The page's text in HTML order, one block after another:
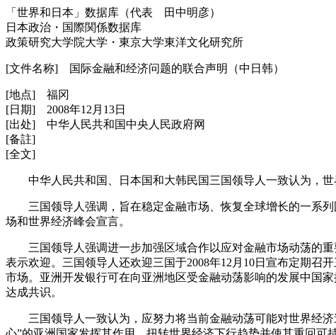
「世界和日本」数据库（代表 田中明彦）
日本政治・国際関係数据库
政策研究大学院大学・東京大学東洋文化研究所
[文件名称] 国际金融和经济问题的联合声明（中日韩）
[地点] 福冈
[日期] 2008年12月13日
[出处] 中华人民共和国中央人民政府网
[备註]
[全文]
中华人民共和国、日本国和大韩民国三国领导人一致认为，世
三国领导人强调，旨在稳定金融市场、恢复全球增长的一系列
场和世界经济峰会宣言。
三国领导人强调进一步加强区域合作以应对金融市场动荡的重
表示欢迎。三国领导人还欢迎三国于2008年12月10日宣布定期召
市场。亚洲开发银行可在向亚洲地区受金融动荡影响的发展中国
达成共识。
三国领导人一致认为，应努力将当前金融动荡可能对世界经济